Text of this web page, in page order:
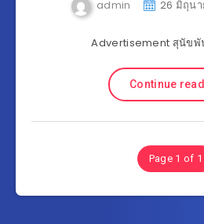
admin 26 มิถุนา
Advertisement สุนัขพั
Continue
Page 1 of 1